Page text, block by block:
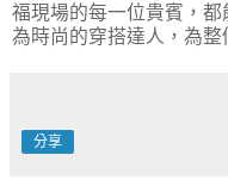
福現場的每一位貴賓，
為時尚的穿搭達人，為整
分享